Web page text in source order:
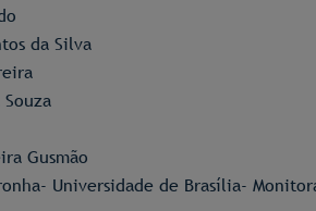
da Silva
Gusmão
Universidade de Brasília-